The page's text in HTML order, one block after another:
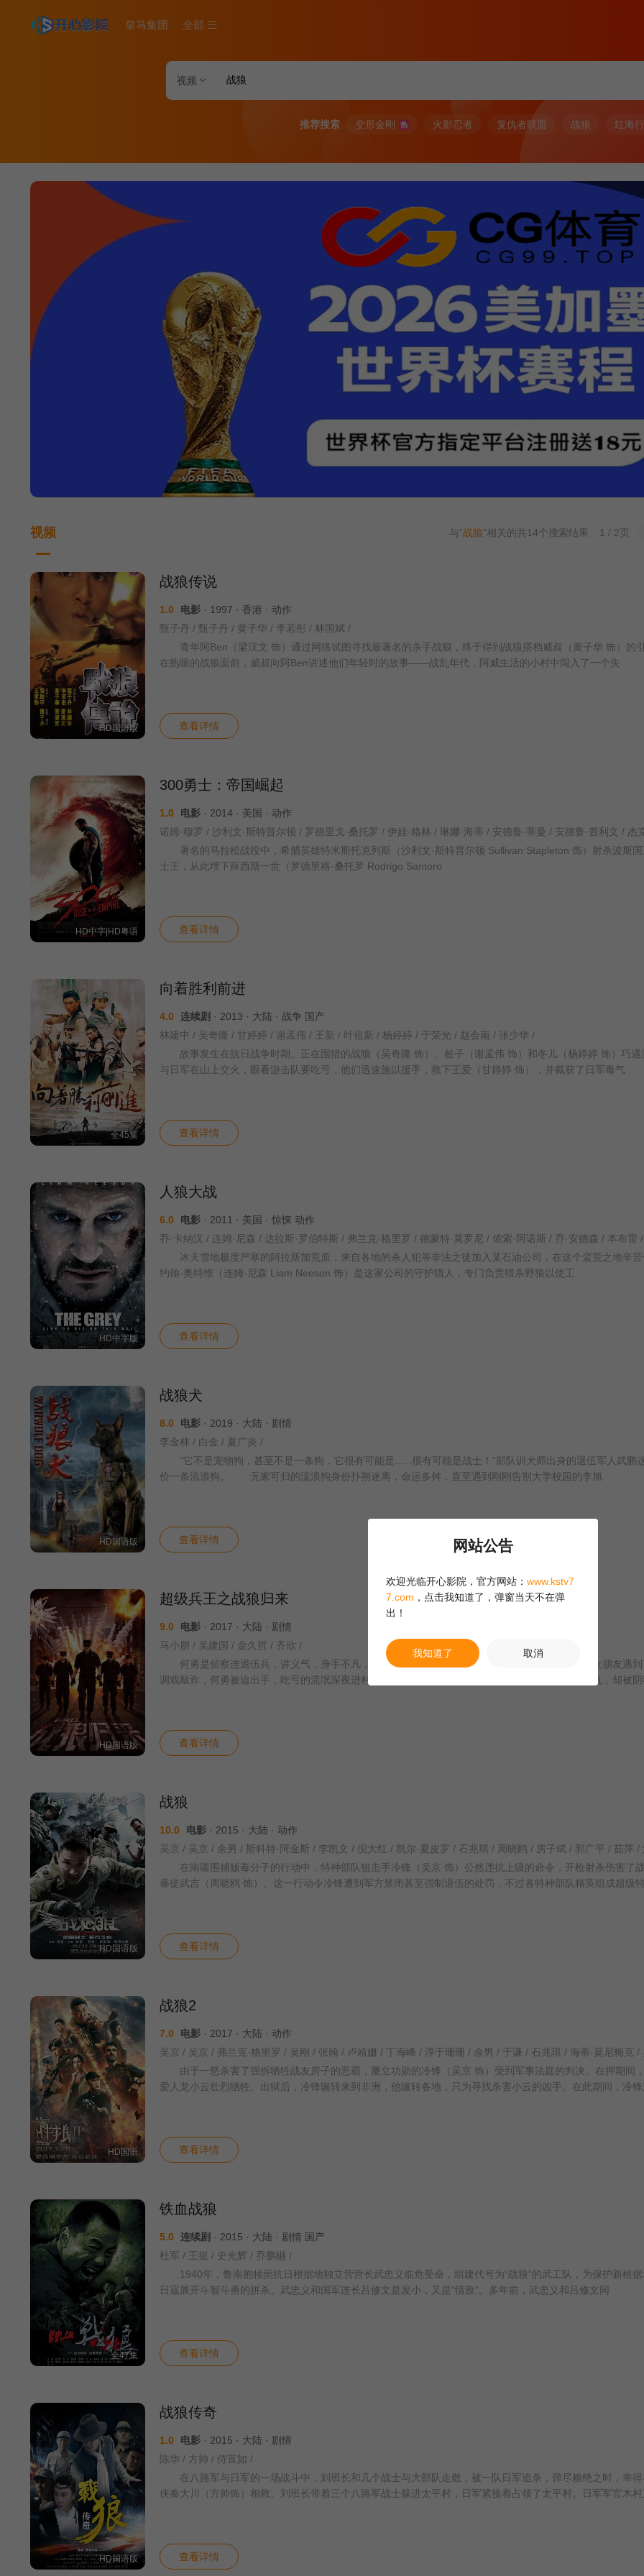
皇马集团 全部
视频
推荐搜索 变形金刚 热 火影忍者 复仇者联盟 战狼 红海
视频 1 / 2页
与“战狼”相关的共14个搜索结果
HD国语版
战狼传说
1.0 电影 · 1997 · 香港 · 动作
甄子丹 / 甄子丹 / 黄子华 / 李若彤 / 林国斌 /
青年阿Ben（梁汉文 饰）通过网络试图寻找最著名的杀手战狼，终于得到战狼搭档威叔（黄子华 饰）的
在熟睡的战狼面前，威叔向阿Ben讲述他们年轻时的故事——战乱年代，阿威生活的小村中闯入了一个失
查看详情
HD中字|HD粤语
300勇士：帝国崛起
1.0 电影 · 2014 · 美国 · 动作
著名的马拉松战役中，希腊英雄特米斯托克列斯（沙利文·斯特普尔顿 Sullivan Stapleton 饰）射杀波斯
士王，从此埋下薛西斯一世（罗德里格·桑托罗 Rodrigo Santoro
查看详情
全45集
向着胜利前进
4.0 连续剧 · 2013 · 大陆 · 战争 国产
林建中 / 吴奇隆 / 甘婷婷 / 谢孟伟 / 王新 / 叶祖新 / 杨婷婷 / 于荣光 / 赵会南 / 张少华 /
故事发生在抗日战争时期。正在围猎的战狼（吴奇隆 饰）、桩子（谢孟伟 饰）和冬儿（杨婷婷 饰）巧遇
与日军在山上交火，眼看游击队要吃亏，他们迅速施以援手，救下王爱（甘婷婷 饰），并截获了日军毒气
查看详情
HD中字版
人狼大战
6.0 电影 · 2011 · 美国 · 惊悚 动作
冰天雪地极度严寒的阿拉斯加荒原，来自各地的杀人犯等非法之徒加入某石油公司，在这个蛮荒之地辛
约翰·奥特维（连姆·尼森 Liam Neeson 饰）是这家公司的守护猎人，专门负责猎杀野狼以使工
查看详情
HD国语版
战狼犬
8.0 电影 · 2019 · 大陆 · 剧情
李金林 / 白金 / 夏广炎 /
“它不是宠物狗，甚至不是一条狗，它很有可能是......很有可能是战士！”部队训犬师出身的退伍军人武鹏
价一条流浪狗。 无家可归的流浪狗身份扑朔迷离，命运多舛，直至遇到刚刚告别大学校园的李旭
查看详情
HD国语版
超级兵王之战狼归来
9.0 电影 · 2017 · 大陆 · 剧情
马小朋 / 吴建国 / 金久哲 / 齐欣 /
何勇是侦察连退伍兵，讲义气，身手不凡，用复员费买了辆二手中巴车跑城乡线路，在营运中女朋友遇
调戏敲诈，何勇被迫出手，吃亏的流氓深夜进村烧车报复，何勇带着两个从小一起长大的好兄弟复仇，却被
查看详情
HD国语版
战狼
10.0 电影 · 2015 · 大陆 · 动作
在南疆围捕贩毒分子的行动中，特种部队狙击手冷锋（吴京 饰）公然违抗上级的命令，开枪射杀伤害了
暴徒武吉（周晓鸥 饰）。这一行动令冷锋遭到军方禁闭甚至强制退伍的处罚，不过各特种部队精英组成超级
查看详情
HD国语
战狼2
7.0 电影 · 2017 · 大陆 · 动作
由于一怒杀害了强拆牺牲战友房子的恶霸，屡立功勋的冷锋（吴京 饰）受到军事法庭的判决。在押期间
爱人龙小云壮烈牺牲。出狱后，冷锋辗转来到非洲，他辗转各地，只为寻找杀害小云的凶手。在此期间，冷
查看详情
全47集
铁血战狼
5.0 连续剧 · 2015 · 大陆 · 剧情 国产
杜军 / 王挺 / 史光辉 / 乔鹏樾 /
1940年，鲁南抱犊崮抗日根据地独立营营长武忠义临危受命，组建代号为“战狼”的武工队，为保护新根
日寇展开斗智斗勇的拼杀。武忠义和国军连长吕修文是发小，又是“情敌”。多年前，武忠义和吕修文同
查看详情
HD国语版
战狼传奇
1.0 电影 · 2015 · 大陆 · 剧情
陈华 / 方帅 / 侍宣如 /
在八路军与日军的一场战斗中，刘班长和几个战士与大部队走散，被一队日军追杀，弹尽粮绝之时，幸
侠秦大川（方帅饰）相救。刘班长带着三个八路军战士躲进太平村，日军紧接着占领了太平村。日军军官木
查看详情
网站公告
欢迎光临开心影院，官方网站： www.kstv7
7.com ，点击我知道了，弹窗当天不在弹
出！
我知道了 取消